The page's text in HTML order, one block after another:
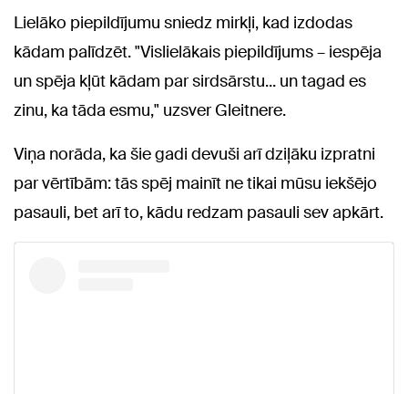
Lielāko piepildījumu sniedz mirkļi, kad izdodas
kādam palīdzēt. "Vislielākais piepildījums – iespēja
un spēja kļūt kādam par sirdsārstu... un tagad es
zinu, ka tāda esmu," uzsver Gleitnere.
Viņa norāda, ka šie gadi devuši arī dziļāku izpratni
par vērtībām: tās spēj mainīt ne tikai mūsu iekšējo
pasauli, bet arī to, kādu redzam pasauli sev apkārt.